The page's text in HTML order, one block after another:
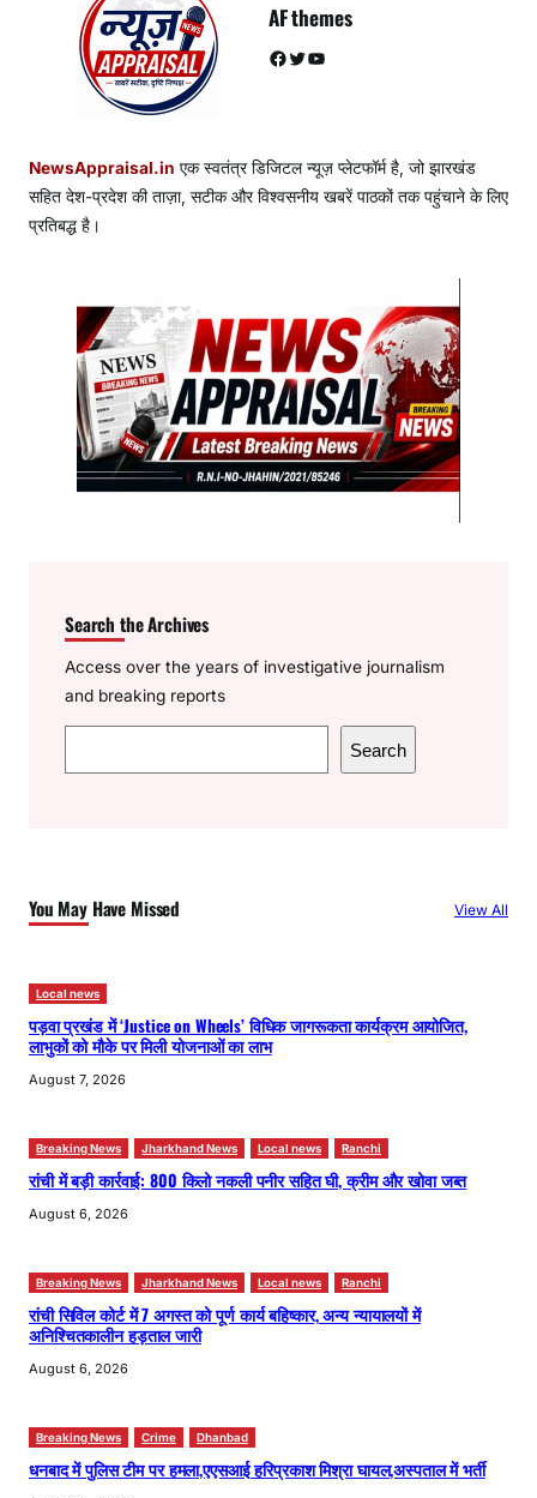
AF themes
Facebook Twitter YouTube
NewsAppraisal.in एक स्वतंत्र डिजिटल न्यूज़ प्लेटफॉर्म है, जो झारखंड
सहित देश-प्रदेश की ताज़ा, सटीक और विश्वसनीय खबरें पाठकों तक पहुंचाने के लिए
प्रतिबद्ध है।
Search the Archives
Access over the years of investigative journalism
and breaking reports
e
h
Search
You May Have Missed View All
Local news
पड़वा प्रखंड में ‘Justice on Wheels’ विधिक जागरूकता कार्यक्रम आयोजित,
लाभुकों को मौके पर मिली योजनाओं का लाभ
August 7, 2026
Breaking News Jharkhand News Local news Ranchi
रांची में बड़ी कार्रवाई: 800 किलो नकली पनीर सहित घी, क्रीम और खोवा जब्त
August 6, 2026
Breaking News Jharkhand News Local news Ranchi
रांची सिविल कोर्ट में 7 अगस्त को पूर्ण कार्य बहिष्कार, अन्य न्यायालयों में
अनिश्चितकालीन हड़ताल जारी
August 6, 2026
Breaking News Crime Dhanbad
धनबाद में पुलिस टीम पर हमला,एएसआई हरिप्रकाश मिश्रा घायल,अस्पताल में भर्ती